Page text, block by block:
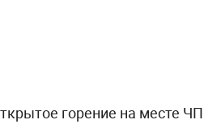
горение на месте ЧП